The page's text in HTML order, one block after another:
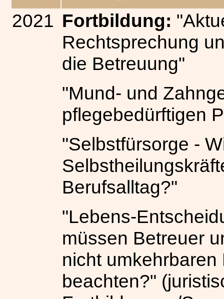
2021 Fortbildung:
Rechtsprechung
die Betreuung"
"Mund- und
pflegebedürftigen
"Selbstfürsorge -
Berufsalltag?"
"Lebens-
müssen Betreuer
nicht
beachten?"